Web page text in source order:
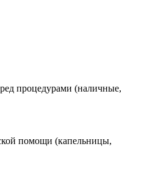
процедурами (наличные,
помощи (капельницы,